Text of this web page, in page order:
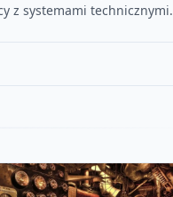
z systemami technicznymi.